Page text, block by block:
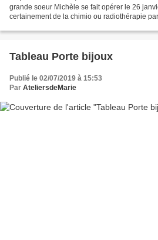
grande soeur Michèle se fait opérer le 26
certainement de la chimio ou radiothérapie
Tableau Porte bijoux
Publié le 02/07/2019 à 15:53
Par AteliersdeMarie